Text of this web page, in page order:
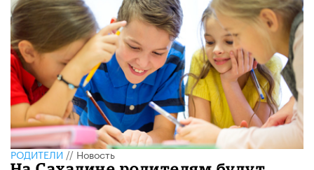
РОДИТЕЛИ//Новость